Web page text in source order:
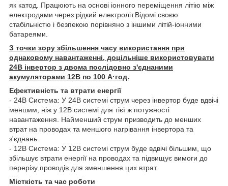
як катод. Працюють на основі іонного переміщення літію між
електродами через рідкий електроліт.Відомі своєю
стабільністю і безпекою порівняно з іншими літій-іонними
батареями.
З точки зору збільшення часу використання при
однаковому навантаженні, доцільніше використовувати
24В інвертор з двома послідовно з'єднаними
акумуляторами 12В по 100 А·год.
Ефективність та втрати енергії
- 24В Система: У 24В системі струм через інвертор буде вдвічі
меншим, ніж у 12В системі для тієї ж потужності
навантаження. Найменший струм призводить до менших
втрат на проводах та меншого нагрівання інвертора та
з'єднань.
- 12В Система: У 12В системі струм буде вдвічі більшим, що
збільшує втрати енергії на проводах та підвищує вимоги до
перерізу проводів для зменшення цих втрат.
Місткість та час роботи